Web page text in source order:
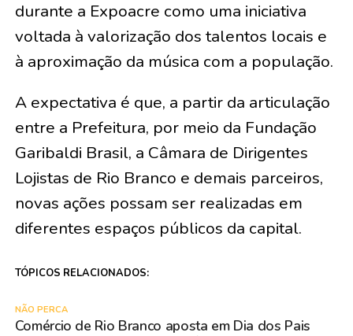
durante a Expoacre como uma iniciativa
voltada à valorização dos talentos locais e
à aproximação da música com a população.
A expectativa é que, a partir da articulação
entre a Prefeitura, por meio da Fundação
Garibaldi Brasil, a Câmara de Dirigentes
Lojistas de Rio Branco e demais parceiros,
novas ações possam ser realizadas em
diferentes espaços públicos da capital.
TÓPICOS RELACIONADOS:
NÃO PERCA
Comércio de Rio Branco aposta em Dia dos Pais